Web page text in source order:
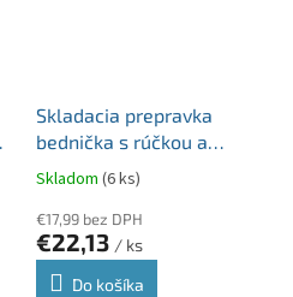
Skladacia prepravka
bednička s rúčkou a
kolieskami CART T modrá
39,6x37x100,8cm
KCT4040-2717C
Skladom (6 ks)
€17,99 bez DPH
€22,13 / ks
Do košíka